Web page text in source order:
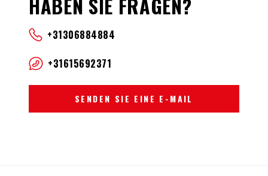
+31306884884
+31615692371
SENDEN SIE EINE E-MAIL